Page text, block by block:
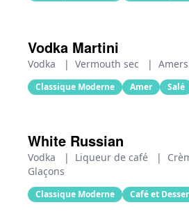
Vodka Martini
Vodka | Vermouth sec |
Classique Moderne Amer Salé
White Russian
Vodka | Liqueur de café |
Glaçons
Classique Moderne Café et